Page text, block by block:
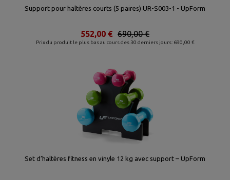
Support pour haltères courts (5 paires) UR-S003-1 - UpForm
Prix du produit le plus bas au cours des 30 derniers jours: 690,00 €
690,00 €
552,00 €
Set d’haltères fitness en vinyle 12 kg avec support – UpForm